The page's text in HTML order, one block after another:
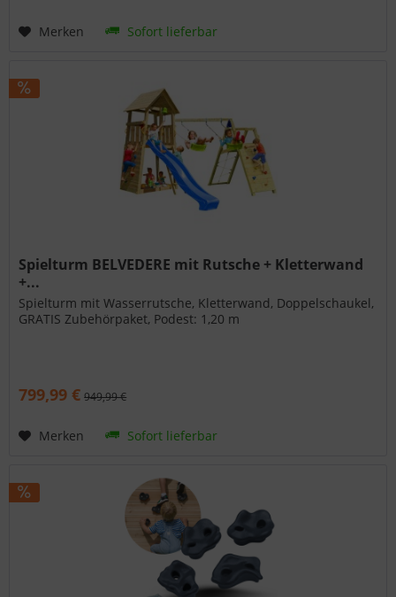
Merken Sofort lieferbar
Spielturm BELVEDERE mit Rutsche + Kletterwand
+...
Spielturm mit Wasserrutsche, Kletterwand, Doppelschaukel,
GRATIS Zubehörpaket, Podest: 1,20 m
799,99 € 949,99 €
Merken Sofort lieferbar